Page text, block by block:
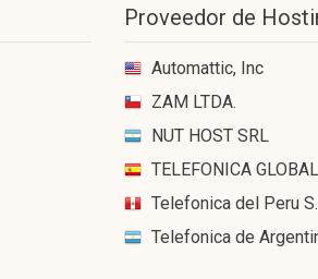
Proveedor de
Automattic, Inc
ZAM LTDA.
NUT HOST SRL
TELEFONICA
Telefonica del Peru
Telefonica de